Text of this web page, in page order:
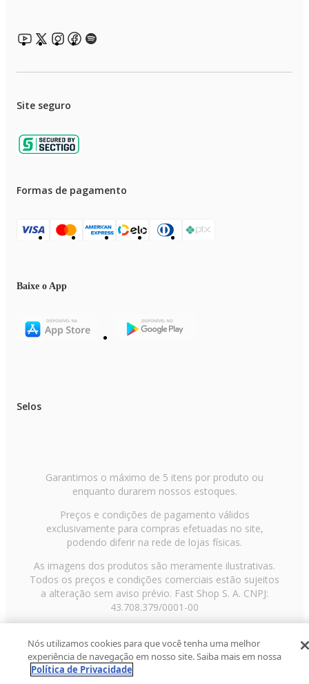
Site seguro
Formas de pagamento
Baixe o App
Selos
Garantimos o máximo de 5 itens por produto ou
enquanto durarem nossos estoques.
Preços e condições de pagamento válidos
exclusivamente para compras efetuadas no site,
podendo diferir na rede de lojas físicas.
As imagens dos produtos são meramente ilustrativas.
Todos os preços e condições comerciais estão sujeitos
a alteração sem aviso prévio. Fast Shop S. A. CNPJ:
43.708.379/0001-00
Paulo/SP, CEP 02029-001, Telefone: 11 3003-3728 ©
2013 Fast Shop - Todos os direitos reservadosRF
Nós utilizamos cookies para que você tenha uma melhor
experiência de navegação em nosso site. Saiba mais em nossa
Política de Privacidade